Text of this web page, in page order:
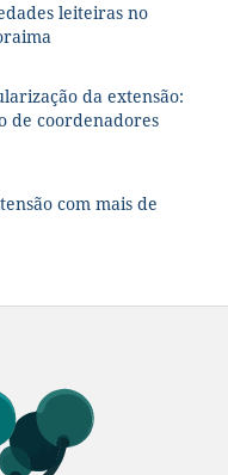
leiteiras no
da extensão:
de coordenadores
com mais de